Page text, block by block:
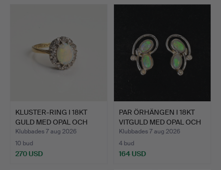
KLUSTER-RING I 18KT
GULD MED OPAL OCH
DIAM…
Klubbades 7 aug 2026
10 bud
270 USD
PAR ÖRHÄNGEN I 18KT
VITGULD MED OPAL OCH
D…
Klubbades 7 aug 2026
4 bud
164 USD